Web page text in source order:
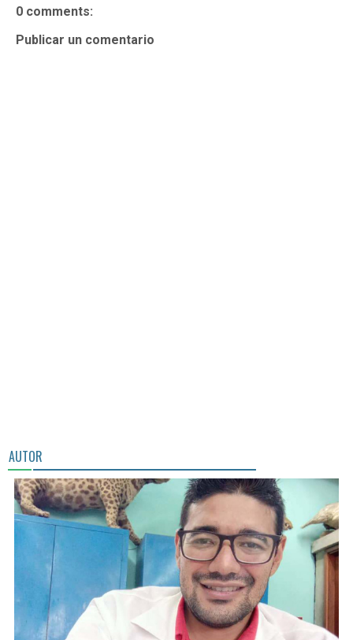
0 comments:
Publicar un comentario
AUTOR